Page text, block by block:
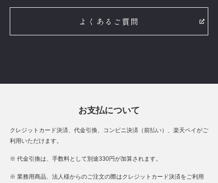
よくあるご質問
お支払について
クレジットカード決済、代金引換、コンビニ決済（前払い）、楽天ペイがご
利用いただけます。
※ 代金引換は、手数料として別途330円が加算されます。
※ 業務用商品、法人様からのご注文の際はクレジットカード決済をご利用